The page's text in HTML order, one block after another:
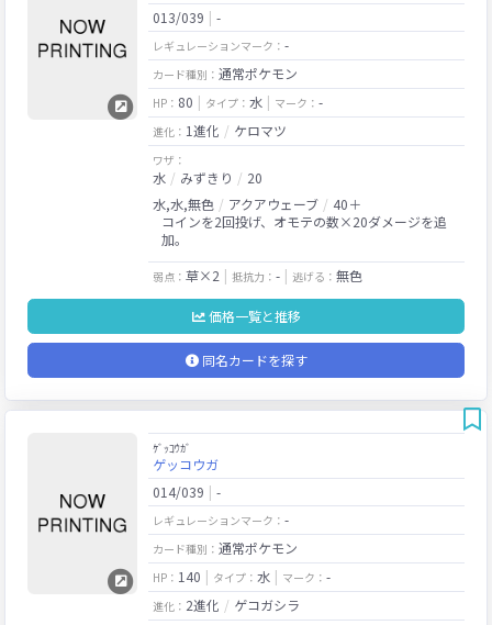
013/039
-
レギュレーションマーク： -
カード種別： 通常ポケモン
HP： 80 タイプ： 水 マーク： -
進化： 1進化 ケロマツ
ワザ：
水 みずきり
20
水,水,無色
アクアウェーブ
40＋
コインを2回投げ、オモテの数×20ダメージを追
加。
弱点： 草×2 抵抗力： - 逃げる： 無色
価格一覧と推移
同名カードを探す
ｹﾞｯｺｳｶﾞ
ゲッコウガ
014/039
-
レギュレーションマーク： -
カード種別： 通常ポケモン
HP： 140 タイプ： 水 マーク： -
進化： 2進化 ゲコガシラ